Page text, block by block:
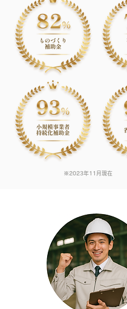
※2023年11月現在